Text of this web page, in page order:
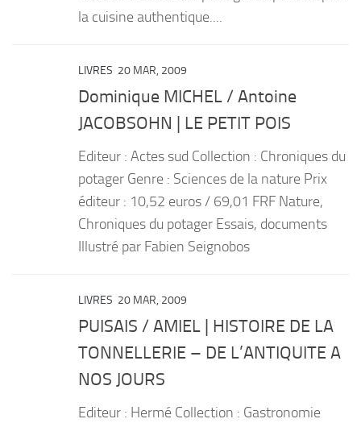
la cuisine authentique....
LIVRES 20 MAR, 2009
Dominique MICHEL / Antoine
JACOBSOHN | LE PETIT POIS
Editeur : Actes sud Collection : Chroniques du
potager Genre : Sciences de la nature Prix
éditeur : 10,52 euros / 69,01 FRF Nature,
Chroniques du potager Essais, documents
Illustré par Fabien Seignobos
LIVRES 20 MAR, 2009
PUISAIS / AMIEL | HISTOIRE DE LA
TONNELLERIE – DE L’ANTIQUITE A
NOS JOURS
Editeur : Hermé Collection : Gastronomie